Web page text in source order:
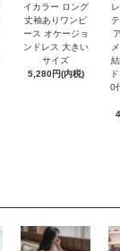
イカラー ロング
丈袖ありワンピ
ース オケージョ
ンドレス 大きい
サイズ
5,280円(内税)
0